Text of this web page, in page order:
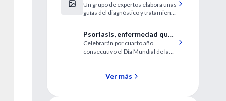
el dolor de espalda
Un grupo de expertos elabora unas
guías del diagnóstico y tratamiento
Psoriasis, enfermedad que
afecta al cuerpo y al alma
Celebrarán por cuarto año
consecutivo el Día Mundial de la
dermatológicos.
Ver más